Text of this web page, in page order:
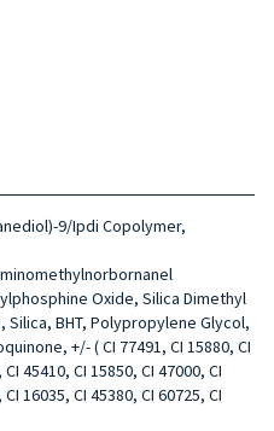
9/Ipdi Copolymer,
Oxide, Silica Dimethyl
BHT, Polypropylene Glycol,
+/- ( CI 77491, CI 15880, CI
45410, CI 15850, CI 47000, CI
16035, CI 45380, CI 60725, CI